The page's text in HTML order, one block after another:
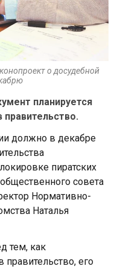
о досудебной
планируется
должно в декабре
пиратских
совета
Нормативно-
Наталья
тем, как
правительство, его